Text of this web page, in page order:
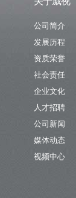
公司简介
发展历程
资质荣誉
社会责任
企业文化
人才招聘
公司新闻
媒体动态
视频中心